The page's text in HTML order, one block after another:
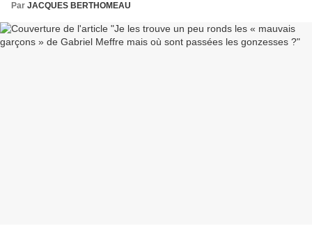
Par JACQUES BERTHOMEAU